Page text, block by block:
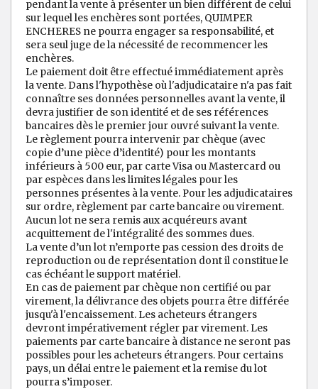
pendant la vente à présenter un bien différent de celui
sur lequel les enchères sont portées, QUIMPER
ENCHERES ne pourra engager sa responsabilité, et
sera seul juge de la nécessité de recommencer les
enchères.
Le paiement doit être effectué immédiatement après
la vente. Dans l'hypothèse où l'adjudicataire n'a pas fait
connaître ses données personnelles avant la vente, il
devra justifier de son identité et de ses références
bancaires dès le premier jour ouvré suivant la vente.
Le règlement pourra intervenir par chèque (avec
copie d’une pièce d’identité) pour les montants
inférieurs à 500 eur, par carte Visa ou Mastercard ou
par espèces dans les limites légales pour les
personnes présentes à la vente. Pour les adjudicataires
sur ordre, règlement par carte bancaire ou virement.
Aucun lot ne sera remis aux acquéreurs avant
acquittement de l'intégralité des sommes dues.
La vente d’un lot n’emporte pas cession des droits de
reproduction ou de représentation dont il constitue le
cas échéant le support matériel.
En cas de paiement par chèque non certifié ou par
virement, la délivrance des objets pourra être différée
jusqu'à l'encaissement. Les acheteurs étrangers
devront impérativement régler par virement. Les
paiements par carte bancaire à distance ne seront pas
possibles pour les acheteurs étrangers. Pour certains
pays, un délai entre le paiement et la remise du lot
pourra s’imposer.